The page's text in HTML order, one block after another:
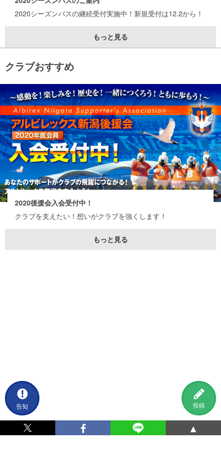
告知 投稿
2020シーズンパスの継続受付実施中！新規受付は12.2から！
もっと見る
クラブおすすめ
2020後援会入会受付中！
クラブを支えたい！想いがクラブを強くします！
もっと見る
▲